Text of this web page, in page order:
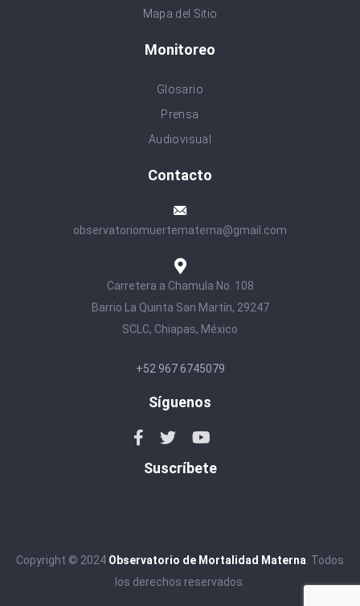
Mapa del Sitio
Monitoreo
Glosario
Prensa
Audiovisual
Contacto
observatoriomuertematerna@gmail.com
Carretera a Chamula No. 108
Barrio La Quinta San Martín, 29247
SCLC, Chiapas, México
+52 967 6745079
Síguenos
Suscríbete
Copyright © 2024 Observatorio de Mortalidad Materna . Todos
los derechos reservados.